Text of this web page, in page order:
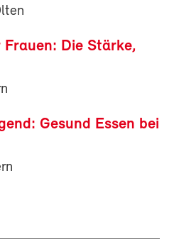
Die Stärke,
Gesund Essen bei